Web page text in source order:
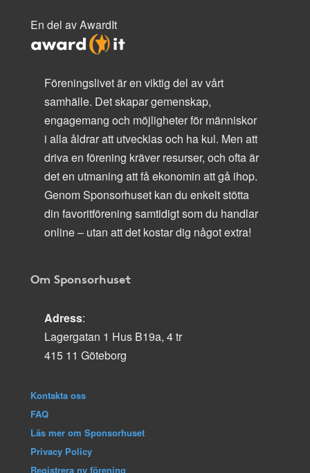
En del av AwardIt
Föreningslivet är en viktig del av vårt
samhälle. Det skapar gemenskap,
engagemang och möjligheter för människor
i alla åldrar att utvecklas och ha kul. Men att
driva en förening kräver resurser, och ofta är
det en utmaning att få ekonomin att gå ihop.
Genom Sponsorhuset kan du enkelt stötta
din favoritförening samtidigt som du handlar
online – utan att det kostar dig något extra!
Om Sponsorhuset
Adress:
Lagergatan 1 Hus B19a, 4 tr
415 11 Göteborg
Kontakta oss
FAQ
Läs mer om Sponsorhuset
Privacy Policy
Registrera ny förening